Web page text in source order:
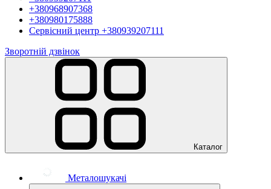
+380968907368
+380980175888
Сервісний центр +380939207111
Зворотній дзвінок
Каталог
Металошукачі